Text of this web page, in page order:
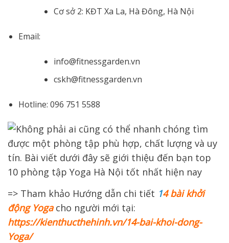
Cơ sở 2: KĐT Xa La, Hà Đông, Hà Nội
Email:
info@fitnessgarden.vn
cskh@fitnessgarden.vn
Hotline: 096 751 5588
=> Tham khảo Hướng dẫn chi tiết 14 bài khởi
động Yogacho người mới tại:
https://kienthucthehinh.vn/14-bai-khoi-dong-
Yoga/